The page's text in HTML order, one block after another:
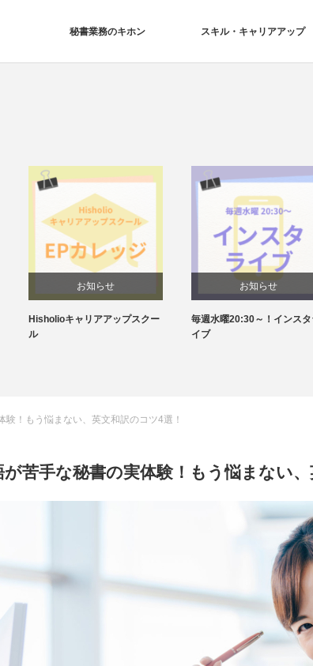
秘書業務のキホン スキル・キャリアアップ
お知らせ
Hisholioキャリアアップスクー
ル
お知らせ
毎週水曜20:30～！インスタ
イブ
験！もう悩まない、英文和訳のコツ4選！
が苦手な秘書の実体験！もう悩まない、